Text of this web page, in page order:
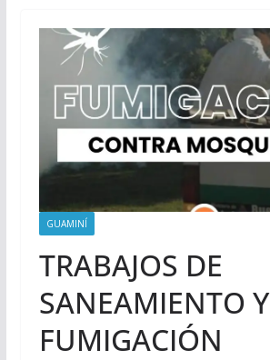
GUAMINÍ
TRABAJOS DE
SANEAMIENTO Y
FUMIGACIÓN